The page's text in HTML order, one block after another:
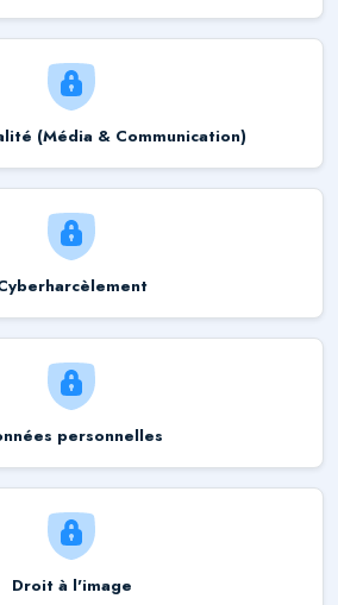
(Média & Communication)
personnelles
Droit à l'image